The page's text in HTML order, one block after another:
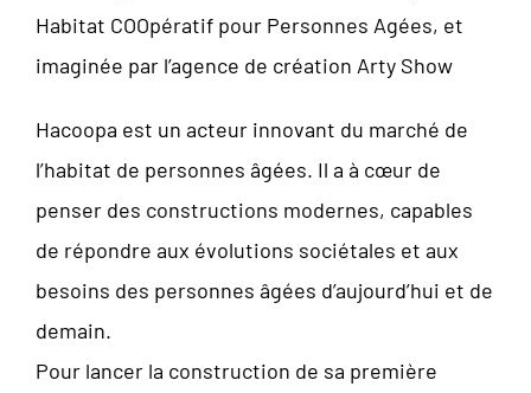
Habitat COOpératif pour Personnes Agées, et
imaginée par l’agence de création Arty Show
Hacoopa est un acteur innovant du marché de
l’habitat de personnes âgées. Il a à cœur de
penser des constructions modernes, capables
de répondre aux évolutions sociétales et aux
besoins des personnes âgées d’aujourd’hui et de
demain.
Pour lancer la construction de sa première